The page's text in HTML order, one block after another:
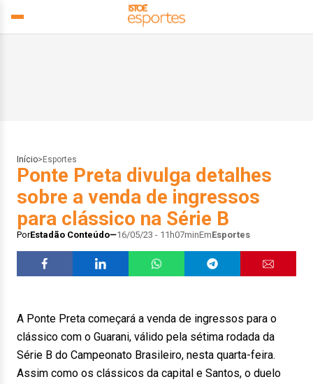
Início> Esportes
Ponte Preta divulga detalhes
sobre a venda de ingressos
para clássico na Série B
PorEstadão Conteúdo 16/05/23 - 11h07minEmEsportes
A Ponte Preta começará a venda de ingressos para o
clássico com o Guarani, válido pela sétima rodada da
Série B do Campeonato Brasileiro, nesta quarta-feira.
Assim como os clássicos da capital e Santos, o duelo